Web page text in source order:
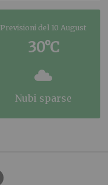
Previsioni del 10 August
30°C
nubi sparse